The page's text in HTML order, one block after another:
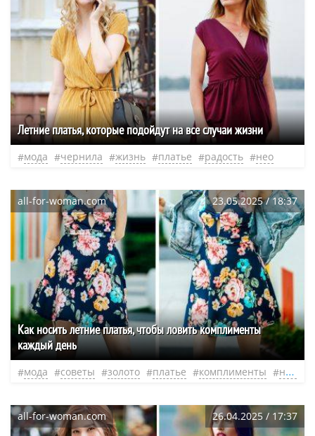
Летние платья, которые подойдут на все случаи жизни
мода чернила жизнь платье радость нео
all-for-woman.com 23.05.2025 / 18:37
Как носить летние платья, чтобы ловить комплименты
каждый день
мода советы золото платье комплименты нео
all-for-woman.com 26.04.2025 / 17:37